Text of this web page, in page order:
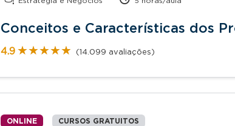
Conceitos e Características dos
4.9 ★★★★★
★★★★★ (14.099 avaliações)
ONLINE CURSOS GRATUITOS